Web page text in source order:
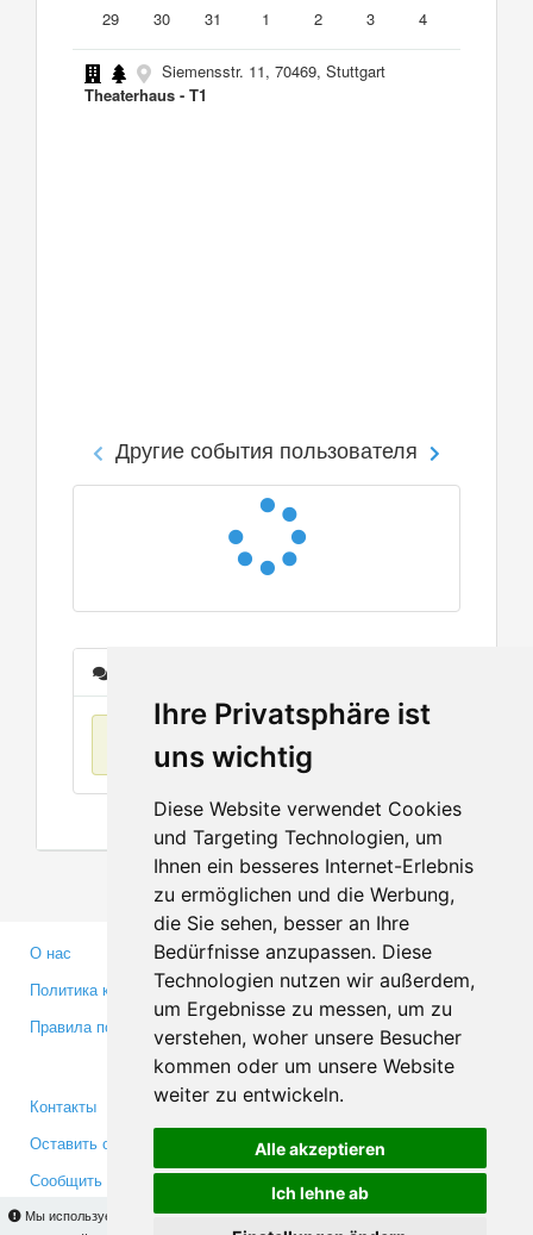
Ihre Privatsphäre ist
uns wichtig
Diese Website verwendet Cookies
und Targeting Technologien, um
Ihnen ein besseres Internet-Erlebnis
zu ermöglichen und die Werbung,
die Sie sehen, besser an Ihre
Bedürfnisse anzupassen. Diese
Technologien nutzen wir außerdem,
um Ergebnisse zu messen, um zu
verstehen, woher unsere Besucher
kommen oder um unsere Website
weiter zu entwickeln.
Alle akzeptieren
Ich lehne ab
Мы используем cookies для того, чтобы Вы могли использовать весь функционал
29
30 31 1 2 3 4
Siemensstr. 11, 70469, Stuttgart
Theaterhaus - T1
Другие события пользователя
О нас
Политика конфиденциальности
Правила пользования
Партнерам
Инвесторам
Медиа
Контакты
Оставить отзыв
Сообщить об ошибке
Facebook
Twitter
YouTube
Google+